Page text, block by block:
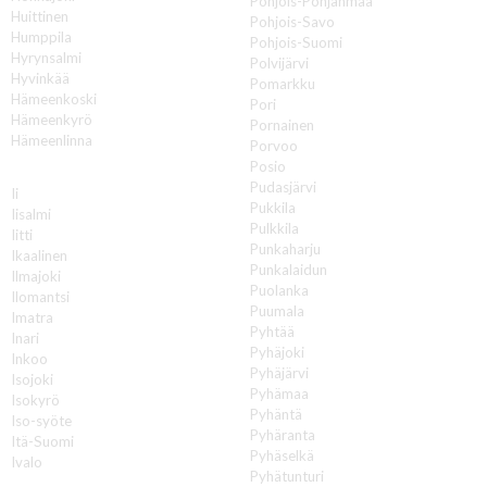
Huittinen
Humppila
Hyrynsalmi
Hyvinkää
Hämeenkoski
Hämeenkyrö
Hämeenlinna
Ii
Iisalmi
Iitti
Ikaalinen
Ilmajoki
Ilomantsi
Imatra
Inari
Inkoo
Isojoki
Isokyrö
Iso-syöte
Itä-Suomi
Ivalo
Pohjois-Savo
Pohjois-Suomi
Polvijärvi
Pomarkku
Pori
Pornainen
Porvoo
Posio
Pudasjärvi
Pukkila
Pulkkila
Punkaharju
Punkalaidun
Puolanka
Puumala
Pyhtää
Pyhäjoki
Pyhäjärvi
Pyhämaa
Pyhäntä
Pyhäranta
Pyhäselkä
Pyhätunturi